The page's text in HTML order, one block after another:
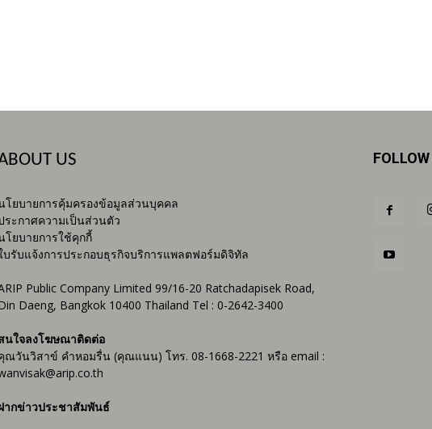
US
โยบายการคุ้มครองข้อมูลส่วนบุคคล
ระกาศความเป็นส่วนตัว
โยบายการใช้คุกกี้
บรับแจ้งการประกอบธุรกิจบริการแพลตฟอร์มดิจิทัล
Public Company Limited 99/16-20 Ratchadapisek Road,
Daeng, Bangkok 10400 Thailand Tel : 0-2642-3400
นใจลงโฆษณาติดต่อ
ณวันวิสาข์ คำหอมรื่น (คุณแนน) โทร. 08-1668-2221 หรือ email :
ากข่าวประชาสัมพันธ์